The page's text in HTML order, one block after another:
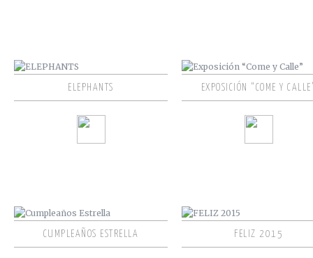
ELEPHANTS EXPOSICIÓN “COME Y
CUMPLEAÑOS ESTRELLA FELIZ 2015